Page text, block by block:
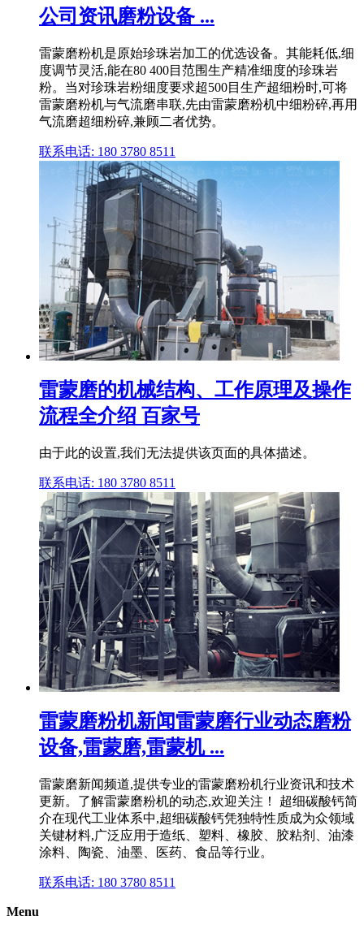
公司资讯磨粉设备 ...
雷蒙磨粉机是原始珍珠岩加工的优选设备。其能耗低,细
度调节灵活,能在80 400目范围生产精准细度的珍珠岩
粉。当对珍珠岩粉细度要求超500目生产超细粉时,可将
雷蒙磨粉机与气流磨串联,先由雷蒙磨粉机中细粉碎,再用
气流磨超细粉碎,兼顾二者优势。
联系电话: 180 3780 8511
雷蒙磨的机械结构、工作原理及操作
流程全介绍 百家号
由于此的设置,我们无法提供该页面的具体描述。
联系电话: 180 3780 8511
雷蒙磨粉机新闻雷蒙磨行业动态磨粉
设备,雷蒙磨,雷蒙机 ...
雷蒙磨新闻频道,提供专业的雷蒙磨粉机行业资讯和技术
更新。了解雷蒙磨粉机的动态,欢迎关注！ 超细碳酸钙简
介在现代工业体系中,超细碳酸钙凭独特性质成为众领域
关键材料,广泛应用于造纸、塑料、橡胶、胶粘剂、油漆
涂料、陶瓷、油墨、医药、食品等行业。
联系电话: 180 3780 8511
Menu